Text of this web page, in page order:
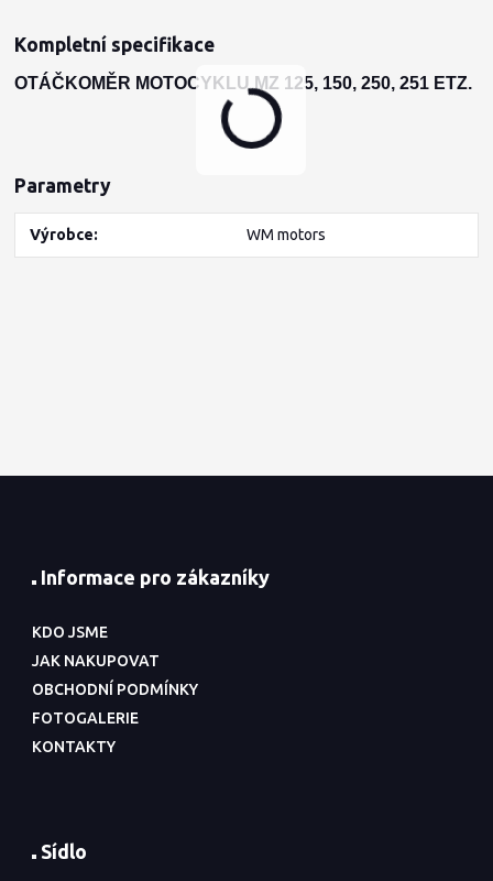
Kompletní specifikace
OTÁČKOMĚR MOTOCYKLU MZ 125, 150, 250, 251 ETZ.
Parametry
Výrobce WM motors
Informace pro zákazníky
KDO JSME
JAK NAKUPOVAT
OBCHODNÍ PODMÍNKY
FOTOGALERIE
KONTAKTY
Sídlo